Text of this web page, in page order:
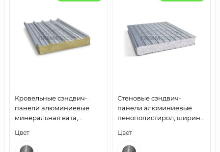
Кровельные сэндвич-
панели алюминиевые
минеральная вата,
30 мм, 0.5/0.5
Цвет
Стеновые сэндвич-
панели алюминиевые
пенополистирол, ширина
0.5/0.5
Цвет